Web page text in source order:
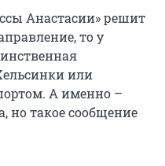
Анастасии» решит
то у
или
А именно –
но такое сообщение